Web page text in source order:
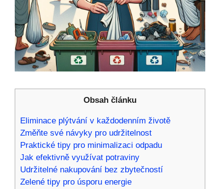
Obsah článku
Eliminace plýtvání v každodenním životě
Změňte své návyky pro udržitelnost
Praktické tipy pro minimalizaci odpadu
Jak efektivně využívat potraviny
Udržitelné nakupování bez zbytečností
Zelené tipy pro úsporu energie